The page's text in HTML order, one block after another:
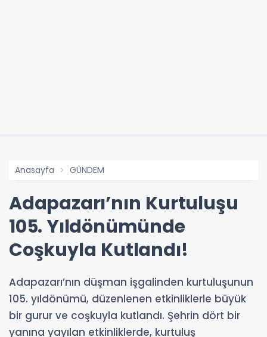
Anasayfa GÜNDEM
Adapazarı’nın Kurtuluşu
105. Yıldönümünde
Coşkuyla Kutlandı!
Adapazarı’nın düşman işgalinden kurtuluşunun
105. yıldönümü, düzenlenen etkinliklerle büyük
bir gurur ve coşkuyla kutlandı. Şehrin dört bir
yanına yayılan etkinliklerde, kurtuluş